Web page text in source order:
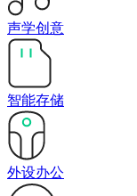
声学创意
智能存储
外设办公